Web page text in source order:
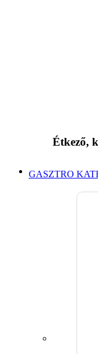
Étkező,
GASZTRO